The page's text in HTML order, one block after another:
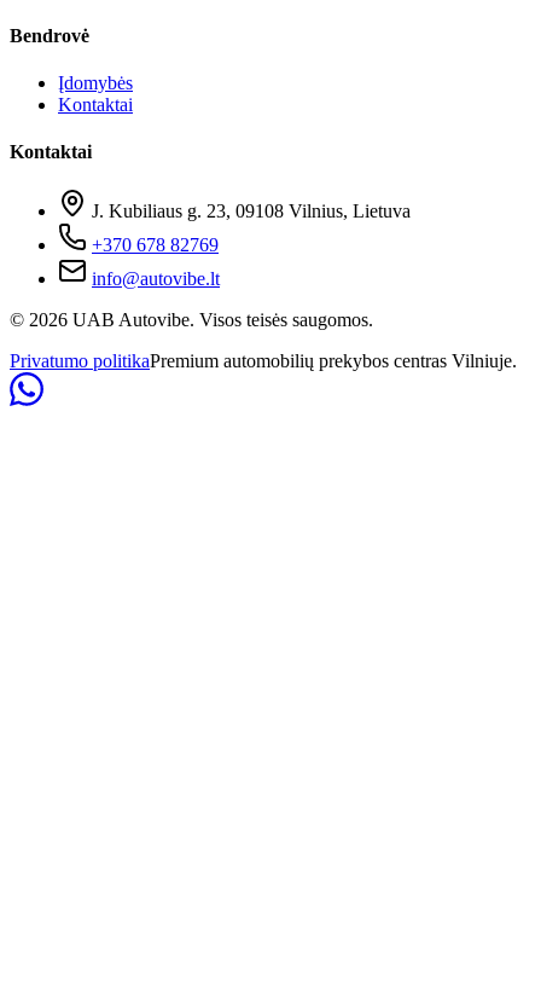
Bendrovė
Įdomybės
Kontaktai
Kontaktai
J. Kubiliaus g. 23, 09108 Vilnius, Lietuva
+370 678 82769
info@autovibe.lt
© 2026 UAB Autovibe. Visos teisės saugomos.
Privatumo politikaPremium automobilių prekybos centras Vilniuje.